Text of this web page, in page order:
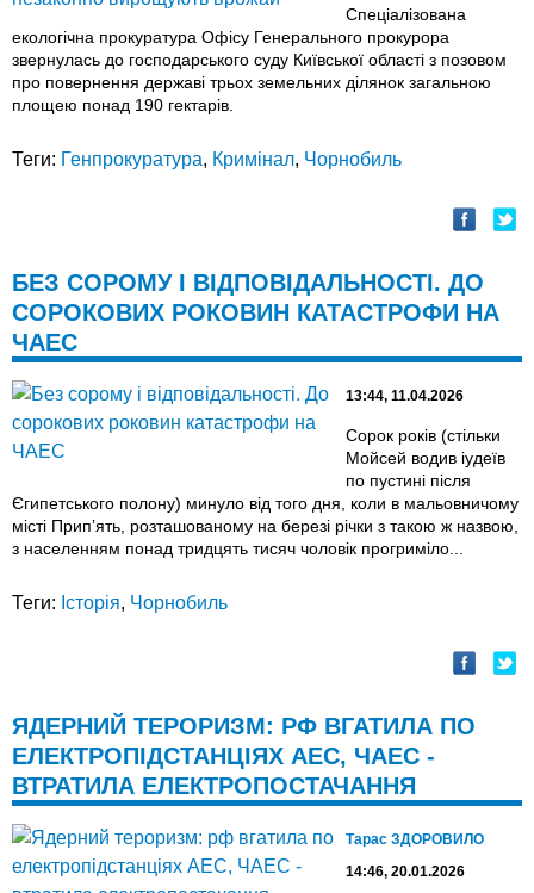
Спеціалізована
екологічна прокуратура Офісу Генерального прокурора
звернулась до господарського суду Київської області з позовом
про повернення державі трьох земельних ділянок загальною
площею понад 190 гектарів.
Теги: Генпрокуратура, Кримінал, Чорнобиль
БЕЗ СОРОМУ І ВІДПОВІДАЛЬНОСТІ. ДО
СОРОКОВИХ РОКОВИН КАТАСТРОФИ НА
ЧАЕС
13:44, 11.04.2026
Сорок років (стільки
Мойсей водив іудеїв
по пустині після
Єгипетського полону) минуло від того дня, коли в мальовничому
місті Прип’ять, розташованому на березі річки з такою ж назвою,
з населенням понад тридцять тисяч чоловік прогриміло...
Теги: Історія, Чорнобиль
ЯДЕРНИЙ ТЕРОРИЗМ: РФ ВГАТИЛА ПО
ЕЛЕКТРОПІДСТАНЦІЯХ АЕС, ЧАЕС -
ВТРАТИЛА ЕЛЕКТРОПОСТАЧАННЯ
Тарас ЗДОРОВИЛО
14:46, 20.01.2026